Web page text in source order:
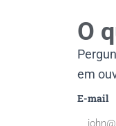
O
em
E-mail